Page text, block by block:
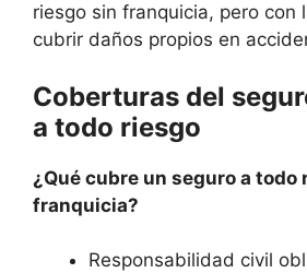
riesgo sin franquicia, pero con
cubrir daños propios en
Coberturas del
a todo riesgo
¿Qué cubre un seguro a todo
franquicia?
Responsabilidad civil